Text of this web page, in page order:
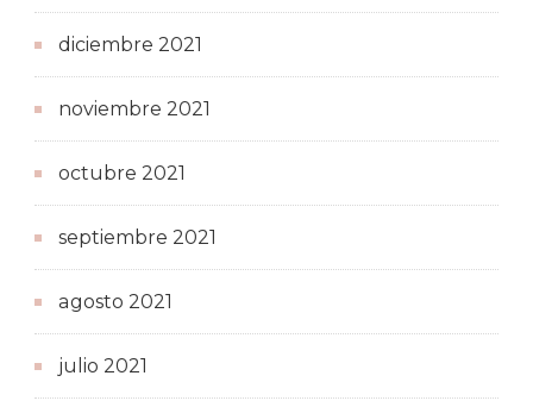
diciembre 2021
noviembre 2021
octubre 2021
septiembre 2021
agosto 2021
julio 2021